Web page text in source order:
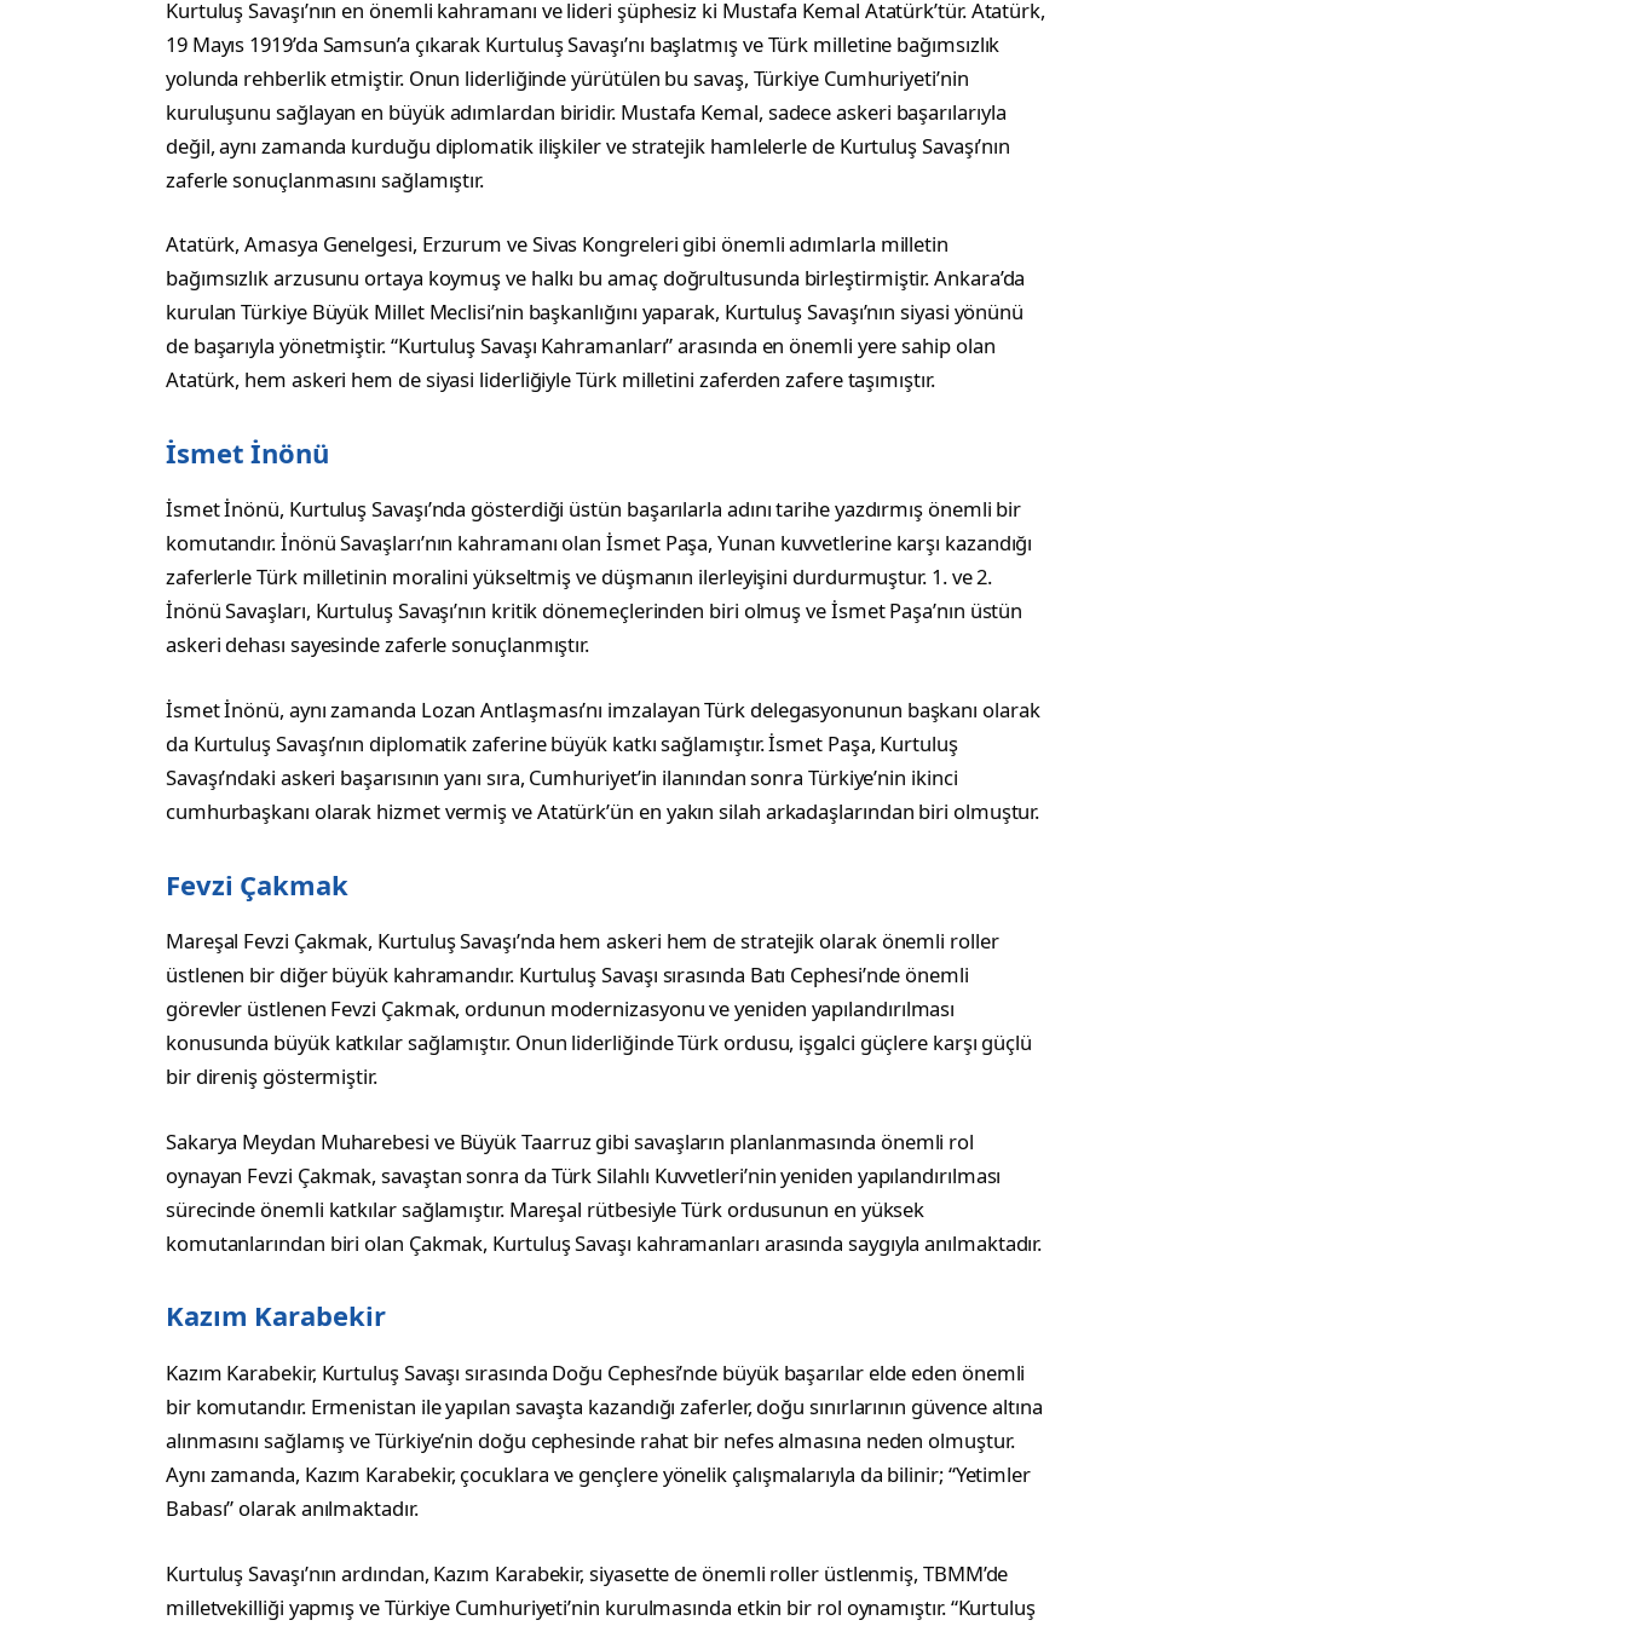
Kurtuluş Savaşı’nın en önemli kahramanı ve lideri şüphesiz ki Mustafa Kemal Atatürk’tür. Atatürk,
19 Mayıs 1919’da Samsun’a çıkarak Kurtuluş Savaşı’nı başlatmış ve Türk milletine bağımsızlık
yolunda rehberlik etmiştir. Onun liderliğinde yürütülen bu savaş, Türkiye Cumhuriyeti’nin
kuruluşunu sağlayan en büyük adımlardan biridir. Mustafa Kemal, sadece askeri başarılarıyla
değil, aynı zamanda kurduğu diplomatik ilişkiler ve stratejik hamlelerle de Kurtuluş Savaşı’nın
zaferle sonuçlanmasını sağlamıştır.
Atatürk, Amasya Genelgesi, Erzurum ve Sivas Kongreleri gibi önemli adımlarla milletin
bağımsızlık arzusunu ortaya koymuş ve halkı bu amaç doğrultusunda birleştirmiştir. Ankara’da
kurulan Türkiye Büyük Millet Meclisi’nin başkanlığını yaparak, Kurtuluş Savaşı’nın siyasi yönünü
de başarıyla yönetmiştir. “Kurtuluş Savaşı Kahramanları” arasında en önemli yere sahip olan
Atatürk, hem askeri hem de siyasi liderliğiyle Türk milletini zaferden zafere taşımıştır.
İsmet İnönü
İsmet İnönü, Kurtuluş Savaşı’nda gösterdiği üstün başarılarla adını tarihe yazdırmış önemli bir
komutandır. İnönü Savaşları’nın kahramanı olan İsmet Paşa, Yunan kuvvetlerine karşı kazandığı
zaferlerle Türk milletinin moralini yükseltmiş ve düşmanın ilerleyişini durdurmuştur. 1. ve 2.
İnönü Savaşları, Kurtuluş Savaşı’nın kritik dönemeçlerinden biri olmuş ve İsmet Paşa’nın üstün
askeri dehası sayesinde zaferle sonuçlanmıştır.
İsmet İnönü, aynı zamanda Lozan Antlaşması’nı imzalayan Türk delegasyonunun başkanı olarak
da Kurtuluş Savaşı’nın diplomatik zaferine büyük katkı sağlamıştır. İsmet Paşa, Kurtuluş
Savaşı’ndaki askeri başarısının yanı sıra, Cumhuriyet’in ilanından sonra Türkiye’nin ikinci
cumhurbaşkanı olarak hizmet vermiş ve Atatürk’ün en yakın silah arkadaşlarından biri olmuştur.
Fevzi Çakmak
Mareşal Fevzi Çakmak, Kurtuluş Savaşı’nda hem askeri hem de stratejik olarak önemli roller
üstlenen bir diğer büyük kahramandır. Kurtuluş Savaşı sırasında Batı Cephesi’nde önemli
görevler üstlenen Fevzi Çakmak, ordunun modernizasyonu ve yeniden yapılandırılması
konusunda büyük katkılar sağlamıştır. Onun liderliğinde Türk ordusu, işgalci güçlere karşı güçlü
bir direniş göstermiştir.
Sakarya Meydan Muharebesi ve Büyük Taarruz gibi savaşların planlanmasında önemli rol
oynayan Fevzi Çakmak, savaştan sonra da Türk Silahlı Kuvvetleri’nin yeniden yapılandırılması
sürecinde önemli katkılar sağlamıştır. Mareşal rütbesiyle Türk ordusunun en yüksek
komutanlarından biri olan Çakmak, Kurtuluş Savaşı kahramanları arasında saygıyla anılmaktadır.
Kazım Karabekir
Kazım Karabekir, Kurtuluş Savaşı sırasında Doğu Cephesi’nde büyük başarılar elde eden önemli
bir komutandır. Ermenistan ile yapılan savaşta kazandığı zaferler, doğu sınırlarının güvence altına
alınmasını sağlamış ve Türkiye’nin doğu cephesinde rahat bir nefes almasına neden olmuştur.
Aynı zamanda, Kazım Karabekir, çocuklara ve gençlere yönelik çalışmalarıyla da bilinir; “Yetimler
Babası” olarak anılmaktadır.
Kurtuluş Savaşı’nın ardından, Kazım Karabekir, siyasette de önemli roller üstlenmiş, TBMM’de
milletvekilliği yapmış ve Türkiye Cumhuriyeti’nin kurulmasında etkin bir rol oynamıştır. “Kurtuluş